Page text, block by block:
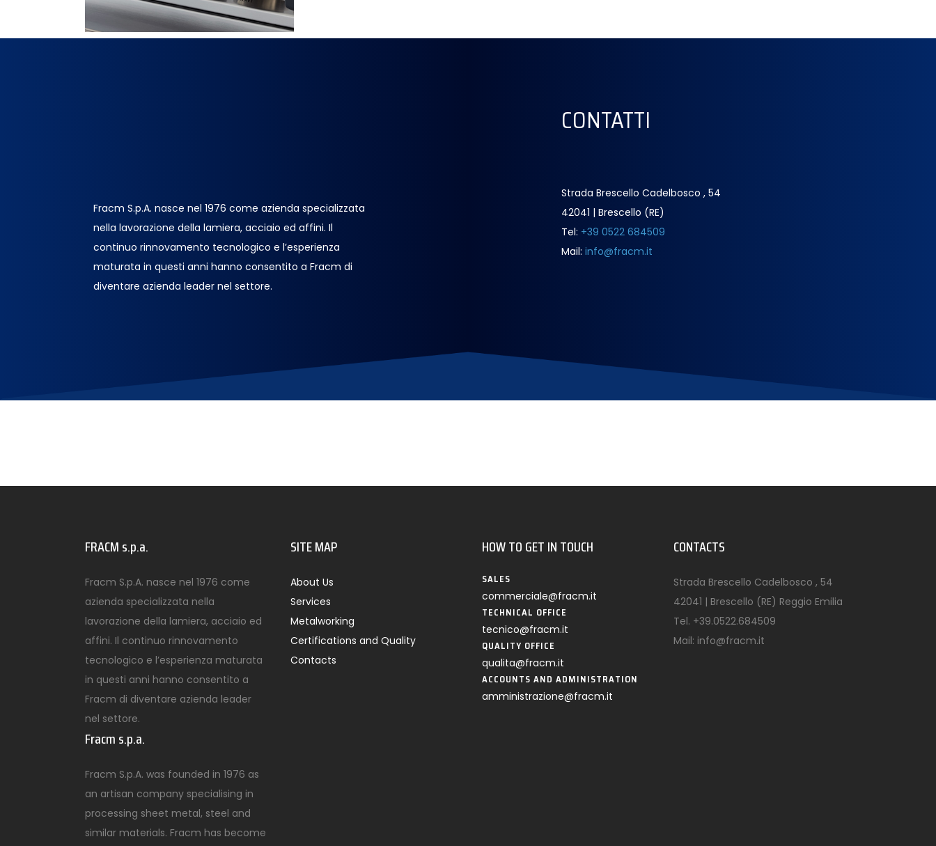
Fracm S.p.A. nasce nel 1976 come azienda specializzata
nella lavorazione della lamiera, acciaio ed affini. Il
continuo rinnovamento tecnologico e l’esperienza
maturata in questi anni hanno consentito a Fracm di
diventare azienda leader nel settore.
CONTATTI
Strada Brescello Cadelbosco , 54
42041 | Brescello (RE)
Tel: +39 0522 684509
Mail:info@fracm.it
FRACM s.p.a.
Fracm S.p.A. nasce nel 1976 come
azienda specializzata nella
lavorazione della lamiera, acciaio ed
affini. Il continuo rinnovamento
tecnologico e l’esperienza maturata
in questi anni hanno consentito a
Fracm di diventare azienda leader
nel settore.
Fracm s.p.a.
Fracm S.p.A. was founded in 1976 as
an artisan company specialising in
processing sheet metal, steel and
similar materials. Fracm has become
SITE MAP
About Us
Services
Metalworking
Certifications and Quality
Contacts
HOW TO GET IN TOUCH
SALES
commerciale@fracm.it
TECHNICAL OFFICE
tecnico@fracm.it
QUALITY OFFICE
qualita@fracm.it
ACCOUNTS AND ADMINISTRATION
amministrazione@fracm.it
CONTACTS
Strada Brescello Cadelbosco , 54
42041 | Brescello (RE) Reggio Emilia
Tel. +39.0522.684509
Mail: info@fracm.it